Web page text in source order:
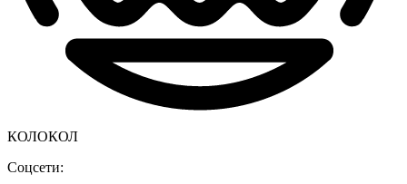
КОЛОКОЛ
Соцсети: